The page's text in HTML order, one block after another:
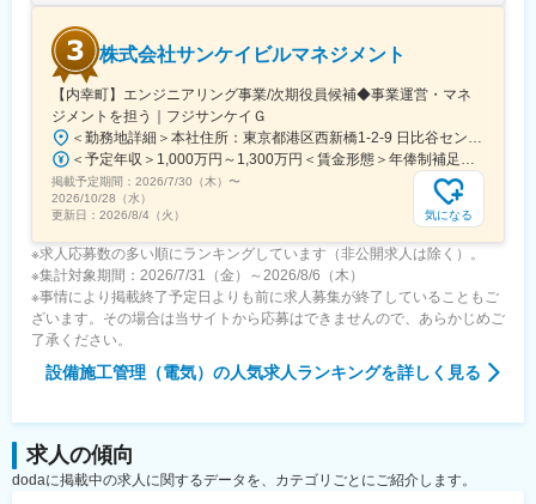
株式会社サンケイビルマネジメント
【内幸町】エンジニアリング事業/次期役員候補◆事業運営・マネ
ジメントを担う｜フジサンケイＧ
＜勤務地詳細＞本社住所：東京都港区西新橋1-2-9 日比谷セントラルビル12F勤務地最寄駅：都営三田線／内幸町駅受動喫煙対策：屋内全面禁煙
＜予定年収＞1,000万円～1,300万円＜賃金形態＞年俸制補足事項なし＜賃金内訳＞年額（基本給）：10,000,000円～13,000,000円＜月額＞833,333円～1,083,333円（12分割）＜昇給有無＞有＜残業手当＞有＜給与補足＞■上記年収はあくまで想定です。スキル・年齢等により前後する可能性があります。賃金はあくまでも目安の金額であり、選考を通じて上下する可能性があります。月給(月額)は固定手当を含めた表記です。
掲載予定期間： 2026/7/30（木） 〜
2026/10/28（水）
更新日： 2026/8/4（火） 気になる
※求人応募数の多い順にランキングしています（非公開求人は除く）。
※集計対象期間：2026/7/31（金）～2026/8/6（木）
※事情により掲載終了予定日よりも前に求人募集が終了していることもご
ざいます。その場合は当サイトから応募はできませんので、あらかじめご
了承ください。
設備施工管理（電気） の人気求人ランキングを詳しく見る
求人の傾向
dodaに掲載中の求人に関するデータを、カテゴリごとにご紹介します。